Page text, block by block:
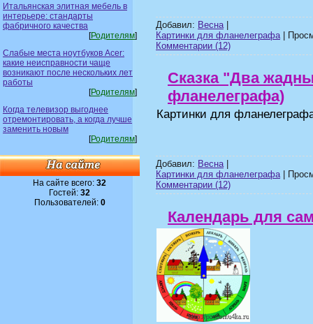
Итальянская элитная мебель в
интерьере: стандарты
фабричного качества
[Родителям]
Слабые места ноутбуков Acer:
какие неисправности чаще
возникают после нескольких лет
работы
[Родителям]
Когда телевизор выгоднее
отремонтировать, а когда лучше
заменить новым
[Родителям]
На сайте всего:32
Гостей:32
Пользователей: 0
Добавил: Весна|
Картинки для фланелеграфа|
Комментарии (12)
Сказка "Два
фланелеграфа)
Картинки для
Добавил: Весна|
Картинки для фланелеграфа|
Комментарии (12)
Календарь для